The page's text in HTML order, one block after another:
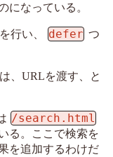
になっている。
行い、 defer つ
、URLを渡す、と
/search.html
る。ここで検索を
を追加するわけだ